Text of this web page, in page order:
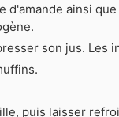
d'amande ainsi
son jus. Les
puis laisser